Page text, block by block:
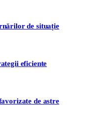
de situație
eficiente
de astre